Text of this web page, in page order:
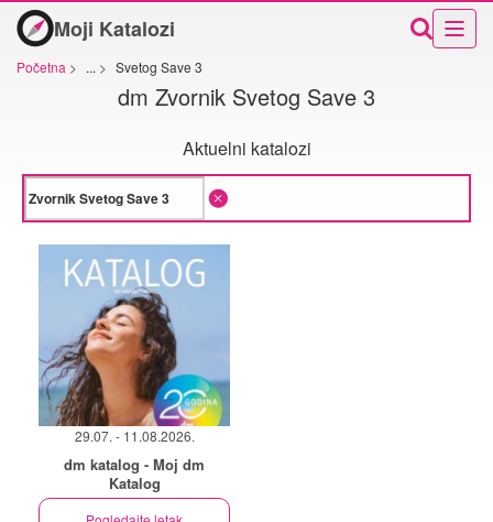
Moji Katalozi
Početna > ... > Svetog Save 3
dm Zvornik Svetog Save 3
Aktuelni katalozi
29.07. - 11.08.2026.
dm katalog - Moj dm
Katalog